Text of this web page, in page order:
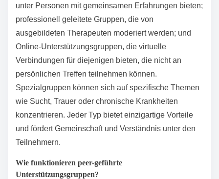
unter Personen mit gemeinsamen Erfahrungen bieten;
professionell geleitete Gruppen, die von
ausgebildeten Therapeuten moderiert werden; und
Online-Unterstützungsgruppen, die virtuelle
Verbindungen für diejenigen bieten, die nicht an
persönlichen Treffen teilnehmen können.
Spezialgruppen können sich auf spezifische Themen
wie Sucht, Trauer oder chronische Krankheiten
konzentrieren. Jeder Typ bietet einzigartige Vorteile
und fördert Gemeinschaft und Verständnis unter den
Teilnehmern.
Wie funktionieren peer-geführte
Unterstützungsgruppen?